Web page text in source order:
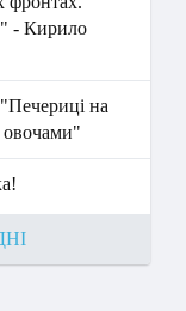
- Кирило
на
овочами"